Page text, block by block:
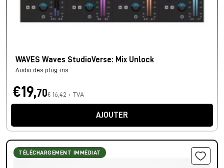
WAVES Waves StudioVerse: Mix Unlock
Audio des plug-ins
€19,70€ 16,42 + TVA
AJOUTER
TÉLÉCHARGEMENT IMMÉDIAT